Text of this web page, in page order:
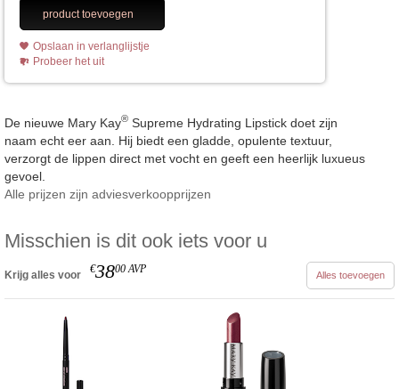
product toevoegen
Opslaan in verlanglijstje
Probeer het uit
De nieuwe Mary Kay® Supreme Hydrating Lipstick doet zijn
naam echt eer aan. Hij biedt een gladde, opulente textuur,
verzorgt de lippen direct met vocht en geeft een heerlijk luxueus
gevoel.
Alle prijzen zijn adviesverkoopprijzen
Misschien is dit ook iets voor u
Krijg alles voor €3800 AVP Alles toevoegen